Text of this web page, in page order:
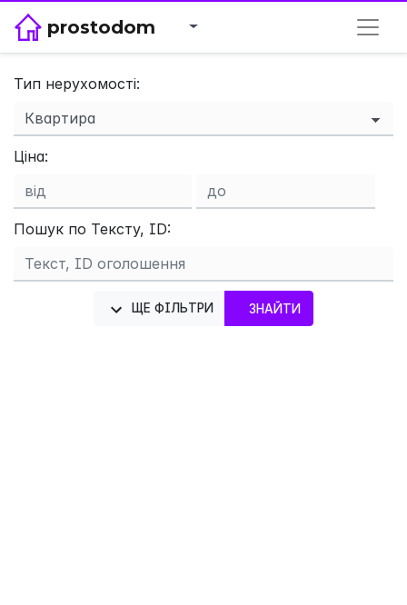
prostodom
Тип нерухомості:
Ціна:
Пошук по Тексту, ID:
ЩЕ ФІЛЬТРИ ЗНАЙТИ